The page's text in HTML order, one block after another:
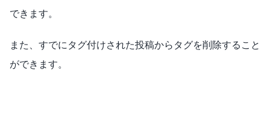
できます。
また、すでにタグ付けされた投稿からタグを削除すること
ができます。